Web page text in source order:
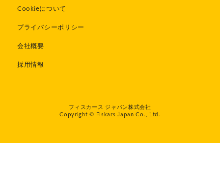
Cookieについて
プライバシーポリシー
会社概要
採用情報
フィスカース ジャパン株式会社
Copyright © Fiskars Japan Co., Ltd.